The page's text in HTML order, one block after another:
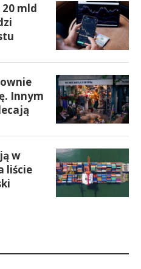
mld
Innym
w
liście